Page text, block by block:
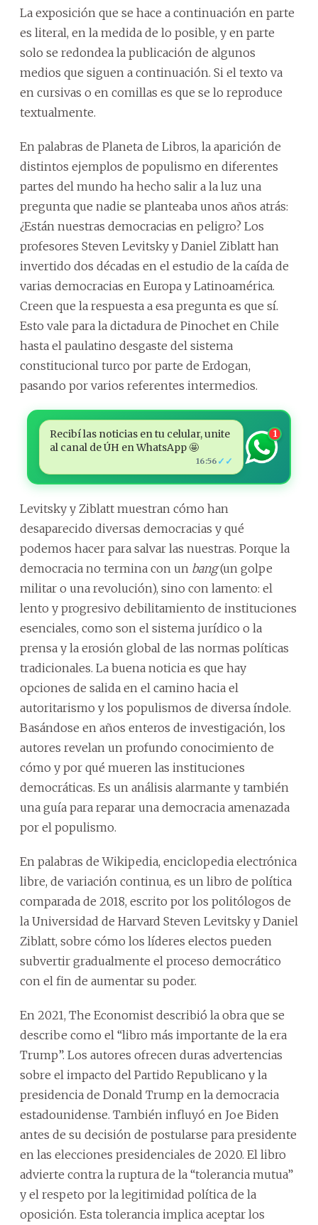
La exposición que se hace a continuación en parte
es literal, en la medida de lo posible, y en parte
solo se redondea la publicación de algunos
medios que siguen a continuación. Si el texto va
en cursivas o en comillas es que se lo reproduce
textualmente.
En palabras de Planeta de Libros, la aparición de
distintos ejemplos de populismo en diferentes
partes del mundo ha hecho salir a la luz una
pregunta que nadie se planteaba unos años atrás:
¿Están nuestras democracias en peligro? Los
profesores Steven Levitsky y Daniel Ziblatt han
invertido dos décadas en el estudio de la caída de
varias democracias en Europa y Latinoamérica.
Creen que la respuesta a esa pregunta es que sí.
Esto vale para la dictadura de Pinochet en Chile
hasta el paulatino desgaste del sistema
constitucional turco por parte de Erdogan,
pasando por varios referentes intermedios.
Recibí las noticias en tu celular, unite
al canal de ÚH en WhatsApp 🤩
16:56 ✓✓
1
Levitsky y Ziblatt muestran cómo han
desaparecido diversas democracias y qué
podemos hacer para salvar las nuestras. Porque la
democracia no termina con un bang(un golpe
militar o una revolución), sino con lamento: el
lento y progresivo debilitamiento de instituciones
esenciales, como son el sistema jurídico o la
prensa y la erosión global de las normas políticas
tradicionales. La buena noticia es que hay
opciones de salida en el camino hacia el
autoritarismo y los populismos de diversa índole.
Basándose en años enteros de investigación, los
autores revelan un profundo conocimiento de
cómo y por qué mueren las instituciones
democráticas. Es un análisis alarmante y también
una guía para reparar una democracia amenazada
por el populismo.
En palabras de Wikipedia, enciclopedia electrónica
libre, de variación continua, es un libro de política
comparada de 2018, escrito por los politólogos de
la Universidad de Harvard Steven Levitsky y Daniel
Ziblatt, sobre cómo los líderes electos pueden
subvertir gradualmente el proceso democrático
con el fin de aumentar su poder.
En 2021, The Economist describió la obra que se
describe como el “libro más importante de la era
Trump”. Los autores ofrecen duras advertencias
sobre el impacto del Partido Republicano y la
presidencia de Donald Trump en la democracia
estadounidense. También influyó en Joe Biden
antes de su decisión de postularse para presidente
en las elecciones presidenciales de 2020. El libro
advierte contra la ruptura de la “tolerancia mutua”
y el respeto por la legitimidad política de la
oposición. Esta tolerancia implica aceptar los